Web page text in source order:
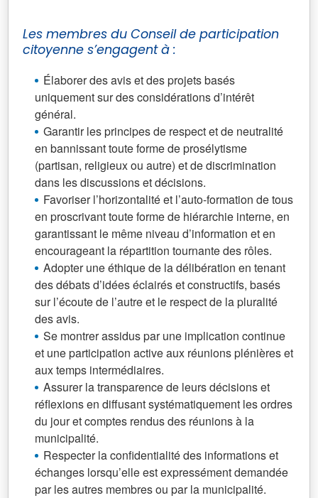
Les membres du Conseil de participation
citoyenne s’engagent à :
Élaborer des avis et des projets basés
uniquement sur des considérations d’intérêt
général.
Garantir les principes de respect et de neutralité
en bannissant toute forme de prosélytisme
(partisan, religieux ou autre) et de discrimination
dans les discussions et décisions.
Favoriser l’horizontalité et l’auto-formation de tous
en proscrivant toute forme de hiérarchie interne, en
garantissant le même niveau d’information et en
encourageant la répartition tournante des rôles.
Adopter une éthique de la délibération en tenant
des débats d’idées éclairés et constructifs, basés
sur l’écoute de l’autre et le respect de la pluralité
des avis.
Se montrer assidus par une implication continue
et une participation active aux réunions plénières et
aux temps intermédiaires.
Assurer la transparence de leurs décisions et
réflexions en diffusant systématiquement les ordres
du jour et comptes rendus des réunions à la
municipalité.
Respecter la confidentialité des informations et
échanges lorsqu’elle est expressément demandée
par les autres membres ou par la municipalité.